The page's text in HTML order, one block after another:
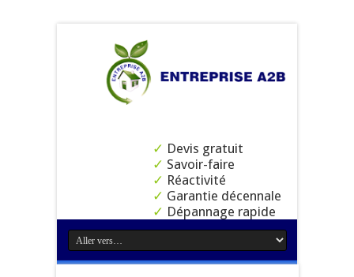
✓ Devis gratuit
✓ Savoir-faire
✓ Réactivité
✓ Garantie décennale
✓ Dépannage rapide